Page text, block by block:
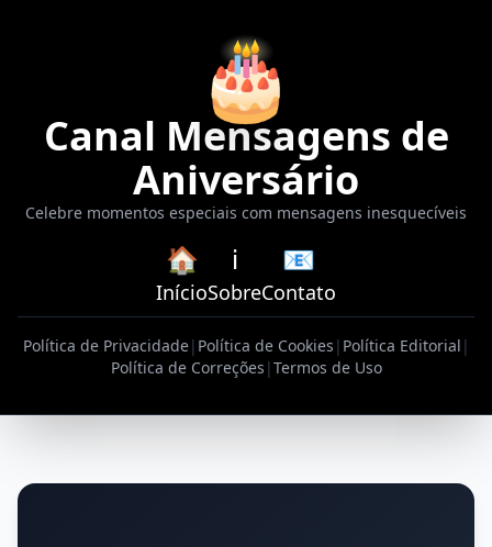
🎂
Canal Mensagens de
Aniversário
Celebre momentos especiais com mensagens inesquecíveis
🏠
Início
ℹ️
Sobre
📧
Contato
Política de Privacidade| Política de Cookies | Política Editorial |
Política de Correções |Termos de Uso